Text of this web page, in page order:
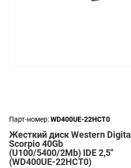
Парт-номер:WD400UE-22HCT0
Жесткий диск Western Digital
Scorpio 40Gb
(U100/5400/2Mb) IDE 2,5"
(WD400UE-22HCT0)